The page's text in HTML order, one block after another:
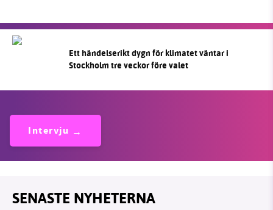
Ett händelserikt dygn för klimatet väntar i
Stockholm tre veckor före valet
Intervju
SENASTE NYHETERNA